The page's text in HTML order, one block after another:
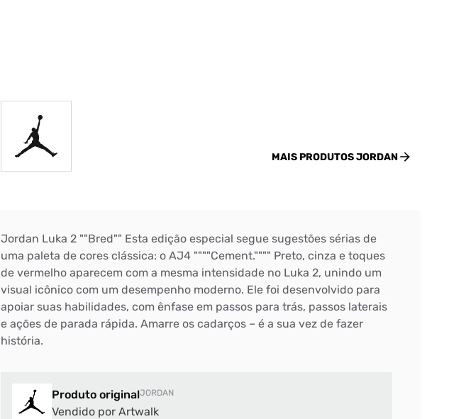
MAIS PRODUTOSJORDAN
Jordan Luka 2 ""Bred"" Esta edição especial segue sugestões sérias de
uma paleta de cores clássica: o AJ4 """"Cement."""" Preto, cinza e toques
de vermelho aparecem com a mesma intensidade no Luka 2, unindo um
visual icônico com um desempenho moderno. Ele foi desenvolvido para
apoiar suas habilidades, com ênfase em passos para trás, passos laterais
e ações de parada rápida. Amarre os cadarços – é a sua vez de fazer
história.
Produto originalJORDAN
Vendido por Artwalk